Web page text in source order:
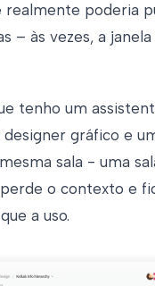
realmente poderia
– às vezes, a
tenho um
gráfico e
sala - uma
o contexto e
a uso.